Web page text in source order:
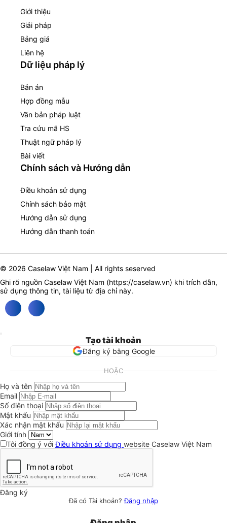
Giới thiệu
Giải pháp
Bảng giá
Liên hệ
Dữ liệu pháp lý
Bản án
Hợp đồng mẫu
Văn bản pháp luật
Tra cứu mã HS
Thuật ngữ pháp lý
Bài viết
Chính sách và Hướng dẫn
Điều khoản sử dụng
Chính sách bảo mật
Hướng dẫn sử dụng
Hướng dẫn thanh toán
© 2026 Caselaw Việt Nam | All rights seserved
Ghi rõ nguồn Caselaw Việt Nam (https://caselaw.vn) khi trích dẫn,
sử dụng thông tin, tài liệu từ địa chỉ này.
Tạo tài khoản
Đăng ký bằng Google
HOẶC
Họ và tên
Email
Số điện thoại
Mật khẩu
Xác nhận mật khẩu
Giới tính
Tôi đồng ý vớiĐiều khoản sử dụng website Caselaw Việt Nam
Đăng ký
Đã có Tài khoản?Đăng nhập